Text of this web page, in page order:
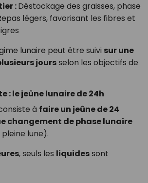
:Déstockage des graisses, phase
légers, favorisant les fibres et
lunaire peut être suivi sur une
joursselon les objectifs de
: le jeûne lunaire de 24h
à faire un jeûne de 24
changement de phase lunaire
lune).
, seuls les liquidessont